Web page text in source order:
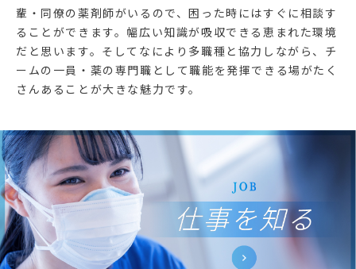
輩・同僚の薬剤師がいるので、困った時にはすぐに相談す
ることができます。幅広い知識が吸収できる恵まれた環境
だと思います。そしてなにより多職種と協力しながら、チ
ームの一員・薬の専門職として職能を発揮できる場がたく
さんあることが大きな魅力です。